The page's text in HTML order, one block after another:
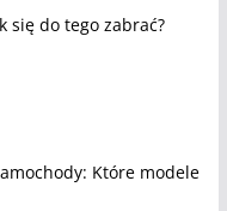
się do tego zabrać?
Które modele